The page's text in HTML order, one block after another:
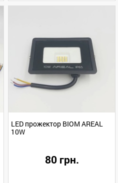
LED прожектор BIOM AREAL
10W
80 грн.